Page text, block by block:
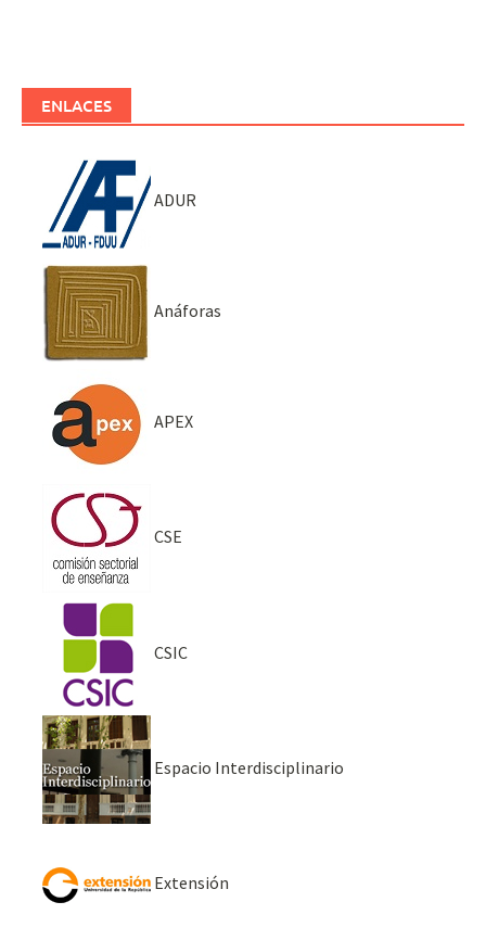
ENLACES
ADUR
Anáforas
APEX
CSE
CSIC
Espacio Interdisciplinario
Extensión